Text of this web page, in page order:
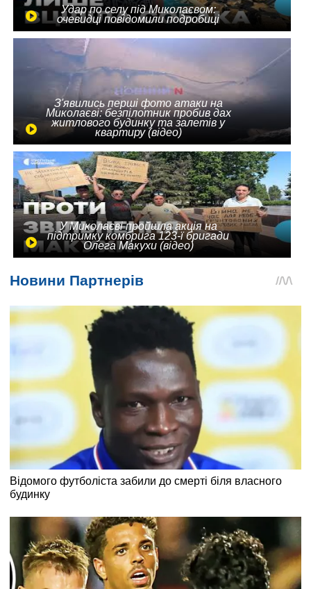
Удар по селу під Миколаєвом:
очевидці повідомили подробиці
З'явились перші фото атаки на
Миколаєві: безпілотник пробив дах
житлового будинку та залетів у
квартиру (відео)
У Миколаєві пройшла акція на
підтримку комбрига 123-ї бригади
Олега Макухи (відео)